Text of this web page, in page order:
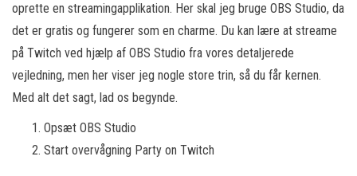
oprette en streamingapplikation. Her skal jeg bruge OBS Studio, da
det er gratis og fungerer som en charme. Du kan lære at streame
på Twitch ved hjælp af OBS Studio fra vores detaljerede
vejledning, men her viser jeg nogle store trin, så du får kernen.
Med alt det sagt, lad os begynde.
Opsæt OBS Studio
Start overvågning Party on Twitch